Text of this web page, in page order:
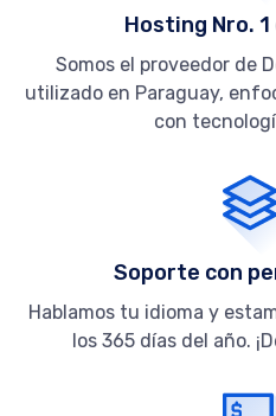
Hosting Nro.
Somos el proveedor de
utilizado en Paraguay,
con
Soporte con
Hablamos tu idioma y
los 365 días del año.